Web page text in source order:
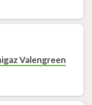
Valengreen